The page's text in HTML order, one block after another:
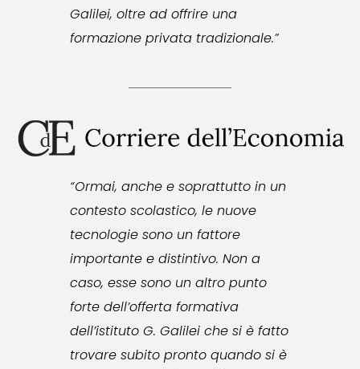
Galilei, oltre ad offrire una
formazione privata tradizionale.”
“Ormai, anche e soprattutto in un
contesto scolastico, le nuove
tecnologie sono un fattore
importante e distintivo. Non a
caso, esse sono un altro punto
forte dell’offerta formativa
dell’istituto G. Galilei che si è fatto
trovare subito pronto quando si è